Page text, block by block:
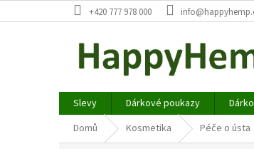
na
+420 777 978 000
Slevy Dárkové poukazy
Domů
Kosmetika Péče o ústa